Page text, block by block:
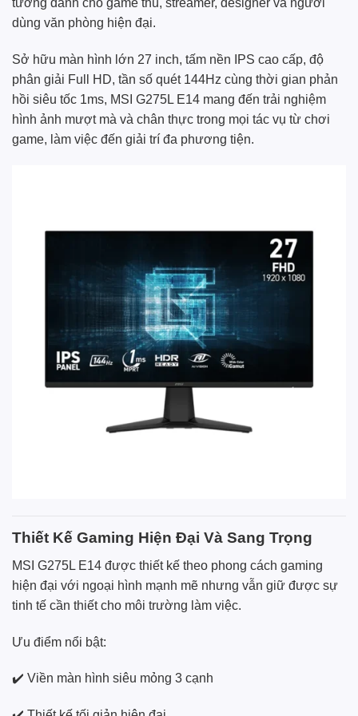
dùng văn phòng hiện đại.
Sở hữu màn hình lớn 27 inch, tấm nền IPS cao cấp, độ
phân giải Full HD, tần số quét 144Hz cùng thời gian phản
hồi siêu tốc 1ms, MSI G275L E14 mang đến trải nghiệm
hình ảnh mượt mà và chân thực trong mọi tác vụ từ chơi
game, làm việc đến giải trí đa phương tiện.
Thiết Kế Gaming Hiện Đại Và Sang Trọng
MSI G275L E14 được thiết kế theo phong cách gaming
hiện đại với ngoại hình mạnh mẽ nhưng vẫn giữ được sự
tinh tế cần thiết cho môi trường làm việc.
Ưu điểm nổi bật:
✔️ Viền màn hình siêu mỏng 3 cạnh